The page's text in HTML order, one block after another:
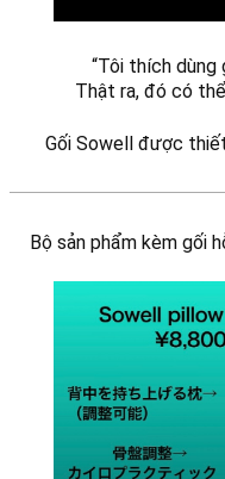
“Tôi thích dùng
Thật ra, đó có
Gối Sowell được
Bộ sản phẩm kèm gối